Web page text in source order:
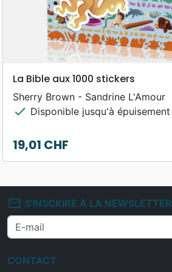
La Bible aux 1000 stickers
Sherry Brown - Sandrine L'Amour
check Disponible jusqu'à épuisement
Prix
19,01 CHF
mail_outline S'INSCRIRE À LA NEWSLETTER
CONTACT